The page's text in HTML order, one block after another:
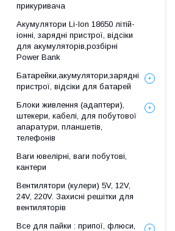
прикуривача
Акумулятори Li-Ion 18650 літій-
іонні, зарядні пристрої, відсіки
для акумуляторів,розбірні
Power Bank
Батарейки,акумулятори,зарядні
пристрої, відсіки для батарей
Блоки живлення (адаптери),
штекери, кабелі, для побутової
апаратури, планшетів,
телефонів
Ваги ювелірні, ваги побутові,
кантери
Вентилятори (кулери) 5V, 12V,
24V, 220V. Захисні решітки для
вентиляторів
Все для пайки : припої, флюси,